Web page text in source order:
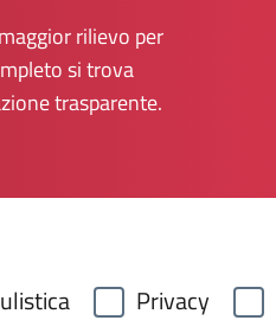
rilievo per
si trova
trasparente.
Privacy